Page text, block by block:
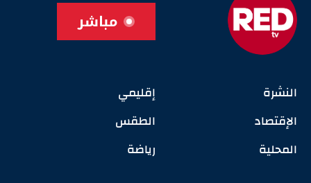
مباشر
النشرة
الإقتصاد
المحلية
إقليمي
الطقس
رياضة